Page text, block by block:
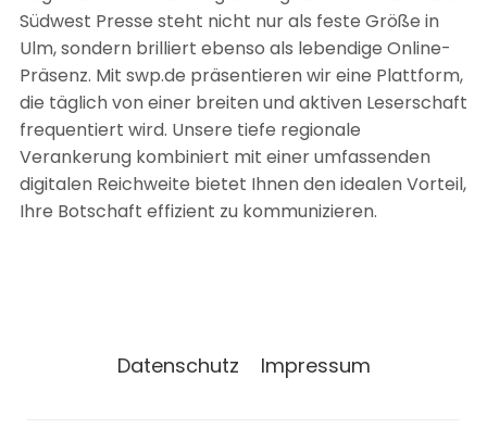
Südwest Presse steht nicht nur als feste Größe in
Ulm, sondern brilliert ebenso als lebendige Online-
Präsenz. Mit swp.de präsentieren wir eine Plattform,
die täglich von einer breiten und aktiven Leserschaft
frequentiert wird. Unsere tiefe regionale
Verankerung kombiniert mit einer umfassenden
digitalen Reichweite bietet Ihnen den idealen Vorteil,
Ihre Botschaft effizient zu kommunizieren.
Datenschutz Impressum